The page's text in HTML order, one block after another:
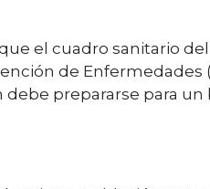
el cuadro sanitario
de
prepararse para